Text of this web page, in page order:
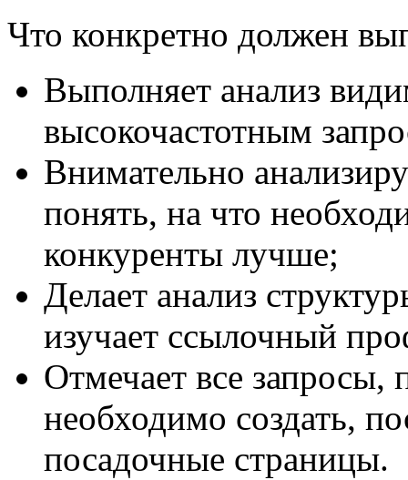
Что конкретно должен
Выполняет анализ
высокочастотным
Внимательно
понять, на что
конкуренты лучше;
Делает анализ
изучает ссылочный
Отмечает все запросы,
необходимо создать,
посадочные страницы.